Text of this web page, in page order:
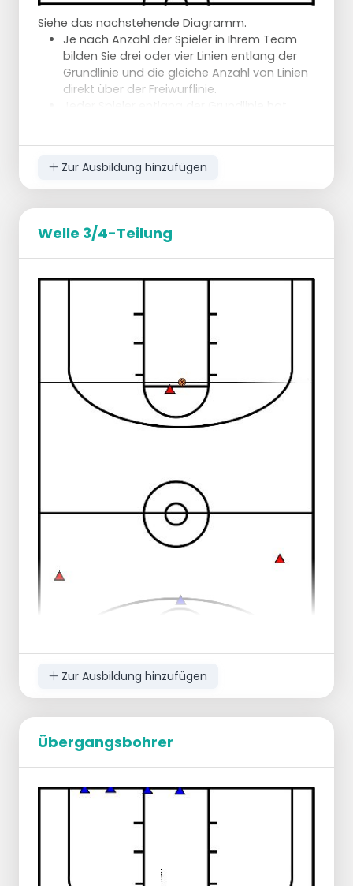
Siehe das nachstehende Diagramm.
Je nach Anzahl der Spieler in Ihrem Team
bilden Sie drei oder vier Linien entlang der
Grundlinie und die gleiche Anzahl von Linien
direkt über der Freiwurflinie.
Letztes Viertel: Rutschen - 1 Hand hoch zur
Schussabwehr
drängt.
Zur Ausbildung hinzufügen
Welle 3/4-Teilung
Die Spieler stellen sich in 5 Reihen auf.
5-Mann-Welle zur am weitesten entfernten
Freiwurflinie.
Ball zuletzt berührt hat.
3 auf 2 mit Angriff auf den Korb.
Zur Ausbildung hinzufügen
Übergangsbohrer